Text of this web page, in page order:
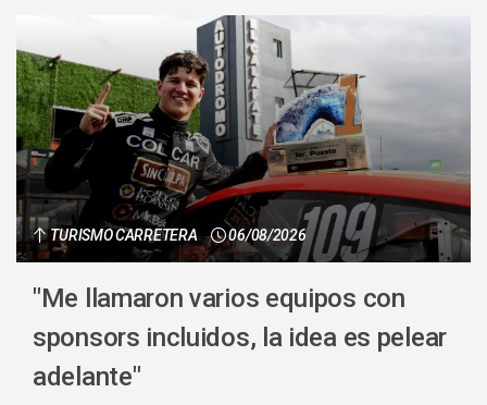
TURISMO CARRETERA 06/08/2026
"Me llamaron varios equipos con
sponsors incluidos, la idea es pelear
adelante"